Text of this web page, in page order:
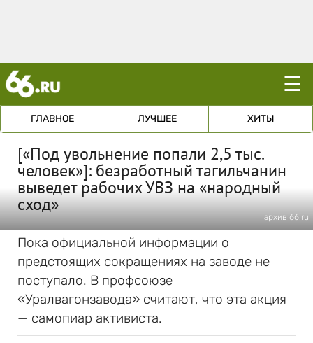
☰
ГЛАВНОЕ ЛУЧШЕЕ ХИТЫ
[«Под увольнение попали 2,5 тыс.
человек»]: безработный тагильчанин
выведет рабочих УВЗ на «народный
сход»
архив 66.ru
Пока официальной информации о
предстоящих сокращениях на заводе не
поступало. В профсоюзе
«Уралвагонзавода» считают, что эта акция
— самопиар активиста.